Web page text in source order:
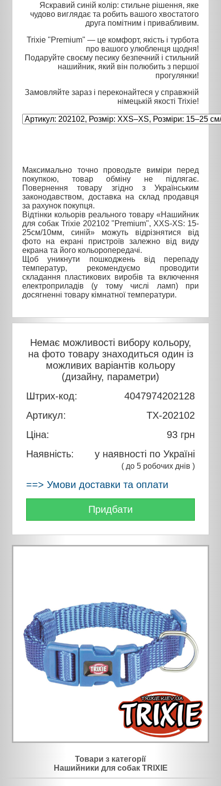
Яскравий синій колір: стильне рішення, яке
чудово виглядає та робить вашого хвостатого
друга помітним і привабливим.
Trixie "Premium" — це комфорт, якість і турбота
про вашого улюбленця щодня!
Подаруйте своєму песику безпечний і стильний
нашийник, який він полюбить з першої
прогулянки!
Замовляйте зараз і переконайтеся у справжній
німецькій якості Trixie!
Максимально точно проводьте виміри перед
покупкою, товар обміну не підлягає.
Повернення товару згідно з Українським
законодавством, доставка на склад продавця
за рахунок покупця.
Відтінки кольорів реального товару «Нашийник
для собак Trixie 202102 "Premium", XXS-XS: 15-
25см/10мм, синій» можуть відрізнятися від
фото на екрані пристроїв залежно від виду
екрана та його кольоропередачі.
Щоб уникнути пошкоджень від перепаду
температур, рекомендуємо проводити
складання пластикових виробів та включення
електроприладів (у тому числі ламп) при
досягненні товару кімнатної температури.
Немає можливості вибору кольору,
на фото товару знаходиться один із
можливих варіантів кольору
(дизайну, параметри)
Штрих-код:
4047974202128
Артикул:
TX-202102
Ціна:
93 грн
Наявність:
у наявності по Україні
( до 5 робочих днів )
==> Умови доставки та оплати
Придбати
Товари з категорії
Нашийники для собак TRIXIE